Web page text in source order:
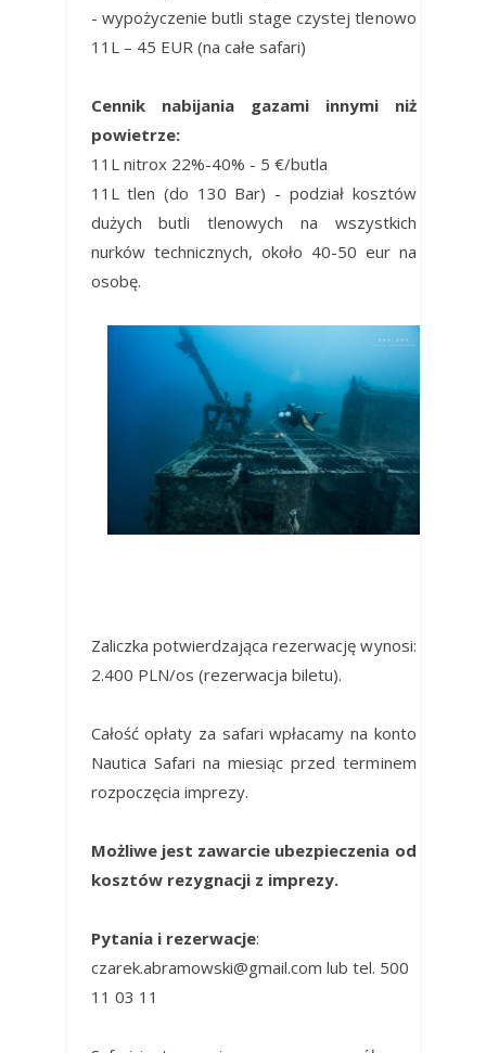
- wypożyczenie butli stage czystej tlenowo
11L – 45 EUR (na całe safari)
Cennik nabijania gazami innymi niż
powietrze:
11L nitrox 22%-40% - 5 €/butla
11L tlen (do 130 Bar) - podział kosztów
dużych butli tlenowych na wszystkich
nurków technicznych, około 40-50 eur na
osobę.
Zaliczka potwierdzająca rezerwację wynosi:
2.400 PLN/os (rezerwacja biletu).
Całość opłaty za safari wpłacamy na konto
Nautica Safari na miesiąc przed terminem
rozpoczęcia imprezy.
Możliwe jest zawarcie ubezpieczenia od
kosztów rezygnacji z imprezy.
Pytania i rezerwacje:
czarek.abramowski@gmail.com lub tel. 500
11 03 11